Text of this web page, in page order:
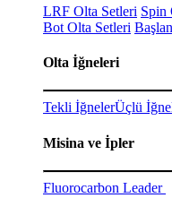
LRF Olta Setleri Spin
Bot Olta Setleri
Olta İğneleri
Tekli İğnelerÜçlü
Misina ve İpler
Fluorocarbon Leader